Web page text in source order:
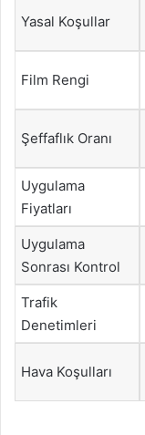
Yasal Koşullar
Film Rengi
Şeffaflık Oranı
Uygulama
Fiyatları
Uygulama
Sonrası Kontrol
Trafik
Denetimleri
Hava Koşulları